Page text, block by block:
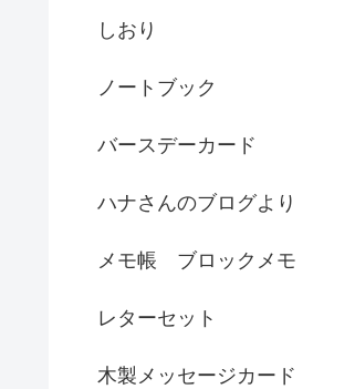
しおり
ノートブック
バースデーカード
ハナさんのブログより
メモ帳 ブロックメモ
レターセット
木製メッセージカード